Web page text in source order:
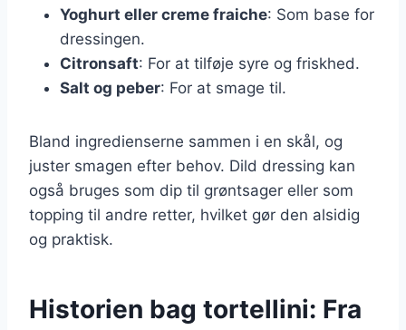
Yoghurt eller creme fraiche: Som base for
dressingen.
Citronsaft: For at tilføje syre og friskhed.
Salt og peber: For at smage til.
Bland ingredienserne sammen i en skål, og
juster smagen efter behov. Dild dressing kan
også bruges som dip til grøntsager eller som
topping til andre retter, hvilket gør den alsidig
og praktisk.
Historien bag tortellini: Fra